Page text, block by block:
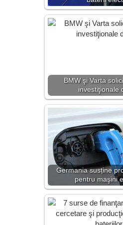
BMW şi Varta
investiţionale
Germania susține
pentru maşini